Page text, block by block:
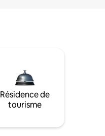
Résidence de
tourisme